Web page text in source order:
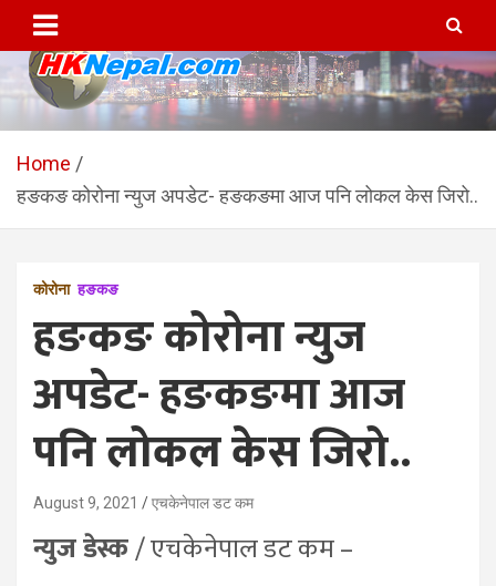
content
HKNepal.com – हङकङबाट
सञ्चालित पहिलो नेपाली अनलाईन
पत्रिका
hknepal, hknepal.com, hk nepal, hk nepal com
Home
हङकङ कोरोना न्युज अपडेट- हङकङमा आज पनि लोकल केस जिरो..
कोरोना हङकङ
हङकङ कोरोना न्युज
अपडेट- हङकङमा आज
पनि लोकल केस जिरो..
August 9, 2021 एचकेनेपाल डट कम
न्युज डेस्क/ एचकेनेपाल डट कम –